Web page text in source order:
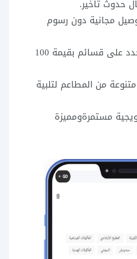
حدوث تأخير.
مجانية دون رسوم
يحصل المستخدمون الجدد على قسائم بقيمة 100
من المطاعم لتلبية
مستمرةومميزة